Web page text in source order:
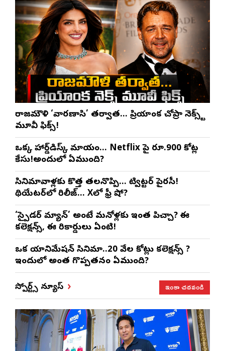
రాజమౌళి ‘వారణాసి’ తర్వాత… ప్రియాంక చోప్రా నెక్స్ట్
మూవీ ఫిక్స్!
ఒక్క హార్డ్‌డిస్క్ మాయం… Netflix పై రూ.900 కోట్ల
కేసు!అందులో ఏముంది?
సినిమావాళ్లకు కొత్త తలనొప్పి… ట్విట్టర్ పైరసీ!
థియేటర్‌లో రిలీజ్… Xలో ఫ్రీ షో?
‘స్పైడర్ మ్యాన్’ అంటే మనోళ్లకు ఇంత పిచ్చా? ఈ
కలెక్షన్స్, ఈ రికార్డులు ఏంటి!
ఒక యానిమేషన్ సినిమా..20 వేల కోట్లు కలెక్షన్స్ ?
ఇందులో అంత గొప్పతనం ఏముంది?
స్పోర్ట్స్ న్యూస్ ఇంకా చదవండి